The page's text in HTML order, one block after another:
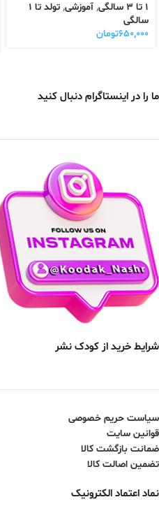
1 تا 3 سالگی , آموزشی,
تولد تا 1
سالگی
۶۵۰,۰۰۰تومان
ما را در اینستاگرام دنبال کنید
شرایط خرید از کودک نشر
سیاست حریم خصوصی
قوانین سایت
ضمانت بازگشت کالا
تضمین اصالت کالا
نماد اعتماد الکترونیک